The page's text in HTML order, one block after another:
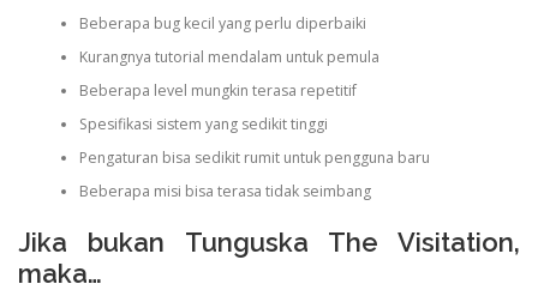
Beberapa bug kecil yang perlu diperbaiki
Kurangnya tutorial mendalam untuk pemula
Beberapa level mungkin terasa repetitif
Spesifikasi sistem yang sedikit tinggi
Pengaturan bisa sedikit rumit untuk pengguna baru
Beberapa misi bisa terasa tidak seimbang
Jika bukan Tunguska The Visitation,
maka…